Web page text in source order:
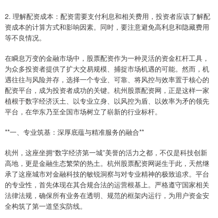
2. 理解配资成本：配资需要支付利息和相关费用，投资者应该了解配
资成本的计算方式和影响因素。同时，要注意避免高利息和隐藏费用
等不良情况。
在瞬息万变的金融市场中，股票配资作为一种灵活的资金杠杆工具，
为众多投资者提供了扩大交易规模、捕捉市场机遇的可能。然而，机
遇往往与风险并存，选择一个专业、可靠、将风控与效率置于核心的
配资平台，成为投资者成功的关键。杭州股票配资网，正是这样一家
植根于数字经济沃土、以专业立身、以风控为盾、以效率为矛的领先
平台，在华东乃至全国市场树立了崭新的行业标杆。
**一、专业筑基：深厚底蕴与精准服务的融合**
杭州，这座坐拥“数字经济第一城”美誉的活力之都，不仅是科技创新
高地，更是金融生态繁荣的热土。杭州股票配资网诞生于此，天然继
承了这座城市对金融科技的敏锐洞察与对专业精神的极致追求。平台
的专业性，首先体现在其合规合法的运营根基上。严格遵守国家相关
法律法规，确保所有业务在透明、规范的框架内运行，为用户资金安
全构筑了第一道坚实防线。